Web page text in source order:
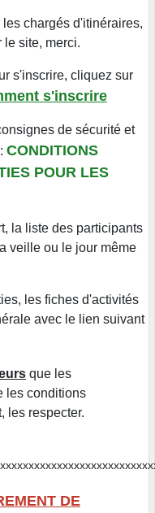
chargés d'itinéraires,
le site, merci.
s'inscrire, cliquez sur
s'inscrire
de sécurité et
CONDITIONS
POUR LES
la liste des participants
veille ou le jour même
les fiches d'activités
avec le lien suivant
que les
les conditions
les respecter.
DE